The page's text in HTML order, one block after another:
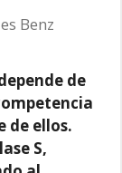
Benz
de
de ellos.
S,